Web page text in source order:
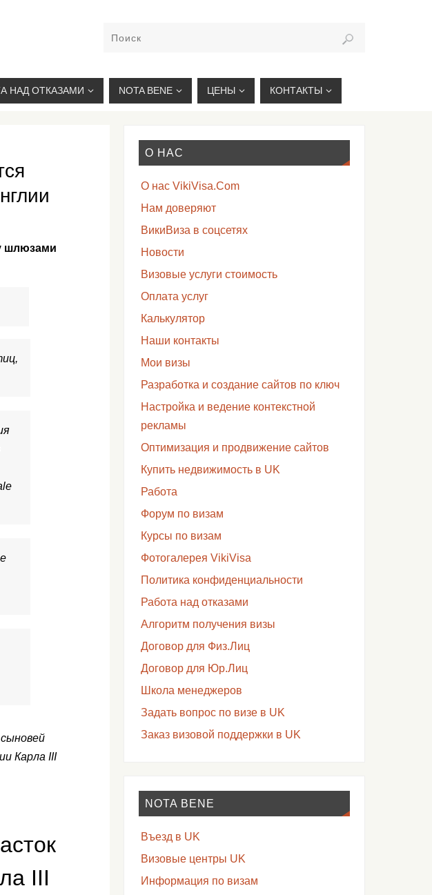
03-33, VISA@VIKIVISA.RU
НАД ОТКАЗАМИ NOTA BENE ЦЕНЫ КОНТАКТЫ
шлюзами
Карла III
III
О НАС
О нас VikiVisa.Com
Нам доверяют
ВикиВиза в соцсетях
Новости
Визовые услуги стоимость
Оплата услуг
Калькулятор
Наши контакты
Мои визы
Разработка и создание сайтов по ключ
Настройка и ведение контекстной
рекламы
Оптимизация и продвижение сайтов
Купить недвижимость в UK
Работа
Форум по визам
Курсы по визам
Фотогалерея VikiVisa
Политика конфиденциальности
Работа над отказами
Алгоритм получения визы
Договор для Физ.Лиц
Договор для Юр.Лиц
Школа менеджеров
Задать вопрос по визе в UK
Заказ визовой поддержки в UK
NOTA BENE
Въезд в UK
Визовые центры UK
Информация по визам